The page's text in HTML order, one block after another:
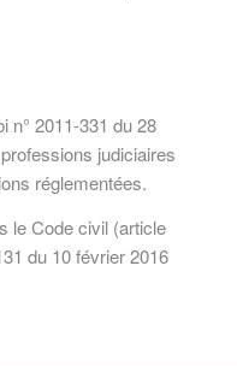
n° 2011-331 du 28
judiciaires
réglementées.
le Code civil (article
du 10 février 2016